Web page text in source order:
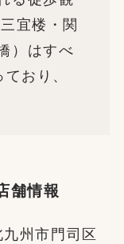
宜楼・関
）はすべ
おり、
舗情報
州市門司区